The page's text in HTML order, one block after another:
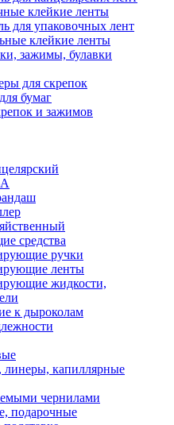
клейкие ленты
для упаковочных лент
клейкие ленты
зажимы, булавки
для скрепок
бумаг
и зажимов
средства
ручки
ленты
жидкости,
к дыроколам
линеры, капиллярные
чернилами
подарочные